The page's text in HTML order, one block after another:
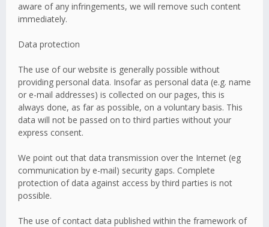
aware of any infringements, we will remove such content
immediately.
Data protection
The use of our website is generally possible without
providing personal data. Insofar as personal data (e.g. name
or e-mail addresses) is collected on our pages, this is
always done, as far as possible, on a voluntary basis. This
data will not be passed on to third parties without your
express consent.
We point out that data transmission over the Internet (eg
communication by e-mail) security gaps. Complete
protection of data against access by third parties is not
possible.
The use of contact data published within the framework of